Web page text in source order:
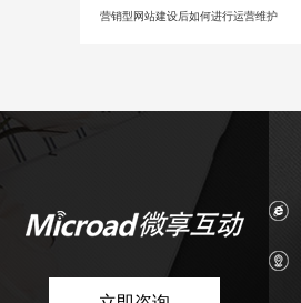
营销型网站建设后如何进行运营维护